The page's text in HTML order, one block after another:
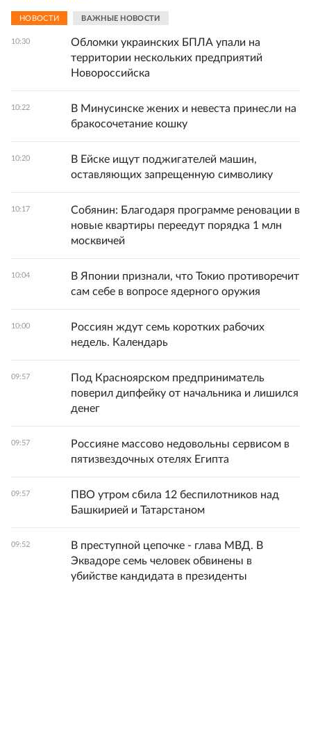
НОВОСТИ ВАЖНЫЕ НОВОСТИ
10:30
Обломки украинских БПЛА упали на
территории нескольких предприятий
Новороссийска
10:22
В Минусинске жених и невеста принесли на
бракосочетание кошку
10:20
В Ейске ищут поджигателей машин,
оставляющих запрещенную символику
10:17
Собянин: Благодаря программе реновации в
новые квартиры переедут порядка 1 млн
москвичей
10:04
В Японии признали, что Токио противоречит
сам себе в вопросе ядерного оружия
10:00
Россиян ждут семь коротких рабочих
недель. Календарь
09:57
Под Красноярском предприниматель
поверил дипфейку от начальника и лишился
денег
09:57
Россияне массово недовольны сервисом в
пятизвездочных отелях Египта
09:57
ПВО утром сбила 12 беспилотников над
Башкирией и Татарстаном
09:52
В преступной цепочке - глава МВД. В
Эквадоре семь человек обвинены в
убийстве кандидата в президенты